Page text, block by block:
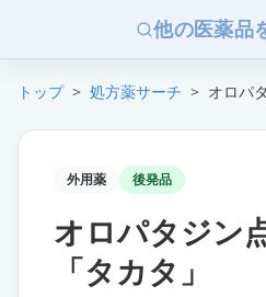
他の医薬品
トップ > 処方薬サーチ > オロパ
外用薬 後発品
オロパタジン
「タカタ」